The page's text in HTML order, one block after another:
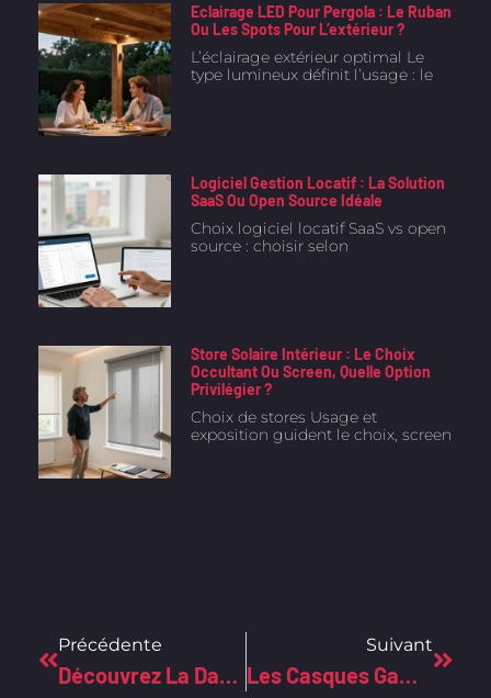
Eclairage LED Pour Pergola : Le Ruban
Ou Les Spots Pour L’extérieur ?
L’éclairage extérieur optimal Le
type lumineux définit l’usage : le
Logiciel Gestion Locatif : La Solution
SaaS Ou Open Source Idéale
Choix logiciel locatif SaaS vs open
source : choisir selon
Store Solaire Intérieur : Le Choix
Occultant Ou Screen, Quelle Option
Privilégier ?
Choix de stores Usage et
exposition guident le choix, screen
Précédente
Découvrez La Date De Sortie Tant Attendue De La PS5 Dans L’univers High-Tech !
Suivant
Les Casques Gamers Sous La Loupe : Découvrez Les Surprises De Notre Comparatif Tech